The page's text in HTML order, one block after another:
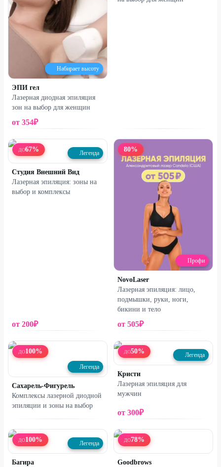
Набирает высоту
ЭПИ гел
Лазерная диодная эпиляция
зон на выбор для женщин
от 354₽
ДО67% Легенда
Студия Внешний Вид
Лазерная эпиляция: зоны на
выбор и комплексы
от 200₽
80%
Профи
NovoLaser
Лазерная эпиляция: лицо,
подмышки, руки, ноги,
бикини и тело
от 505₽
ДО100%
Легенда
Сахарель-Фигурель
Комплексы лазерной диодной
эпиляции и зоны на выбор
ДО50% Легенда
Кристи
Лазерная эпиляция для
мужчин
от 300₽
ДО100% Легенда
Багира
ДО78%
Goodbrows